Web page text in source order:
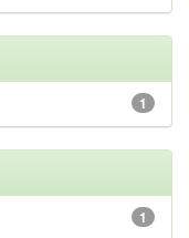
1
1